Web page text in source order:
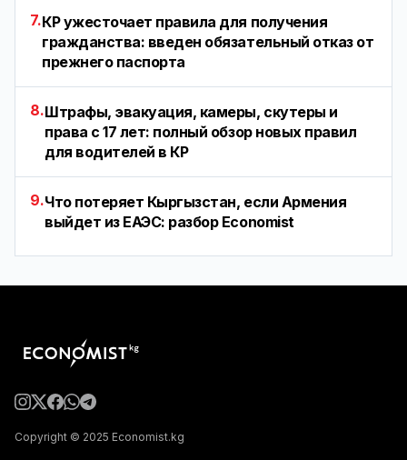
7.КР ужесточает правила для получения
гражданства: введен обязательный отказ от
прежнего паспорта
8.Штрафы, эвакуация, камеры, скутеры и
права с 17 лет: полный обзор новых правил
для водителей в КР
9.Что потеряет Кыргызстан, если Армения
выйдет из ЕАЭС: разбор Economist
Copyright © 2025 Economist.kg